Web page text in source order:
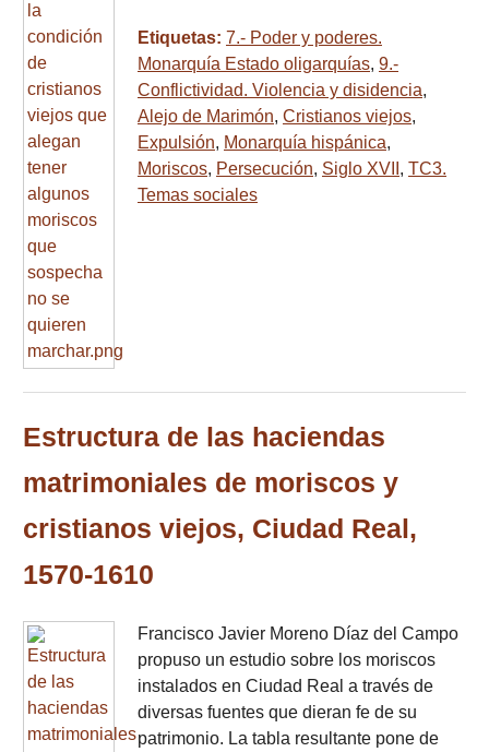
Etiquetas: 7.- Poder y poderes.
Monarquía Estado oligarquías, 9.-
Conflictividad. Violencia y disidencia,
Alejo de Marimón, Cristianos viejos,
Expulsión, Monarquía hispánica,
Moriscos, Persecución, Siglo XVII , TC3.
Temas sociales
Estructura de las haciendas
matrimoniales de moriscos y
cristianos viejos, Ciudad Real,
1570‑1610
Francisco Javier Moreno Díaz del Campo
propuso un estudio sobre los moriscos
instalados en Ciudad Real a través de
diversas fuentes que dieran fe de su
patrimonio. La tabla resultante pone de